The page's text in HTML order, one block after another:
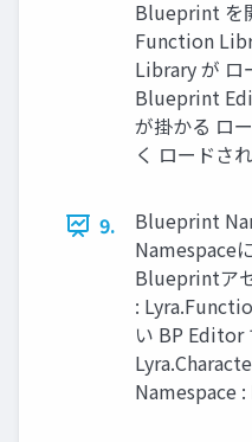
Blueprint を
Function
Library が ロ
Blueprint
が掛かる ロ
く ロードさ
9.
Blueprint
Namespace
Blueprintア
:
い BP Editor
Namespace